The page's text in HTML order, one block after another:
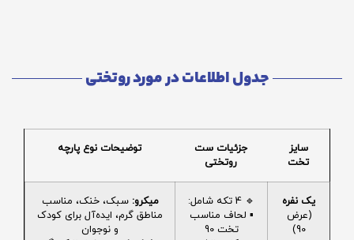
جدول اطلاعات در مورد روتختی
سایز
تخت
جزئیات ست
روتختی
توضیحات نوع پارچه
یک نفره
(عرض
90)
🔹 4 تکه شامل:
▪️ لحاف مناسب
تخت 90
میکرو: سبک، خنک، مناسب
مناطق گرم، ایده‌آل برای کودک
و نوجوان